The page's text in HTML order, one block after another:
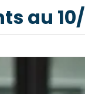
au